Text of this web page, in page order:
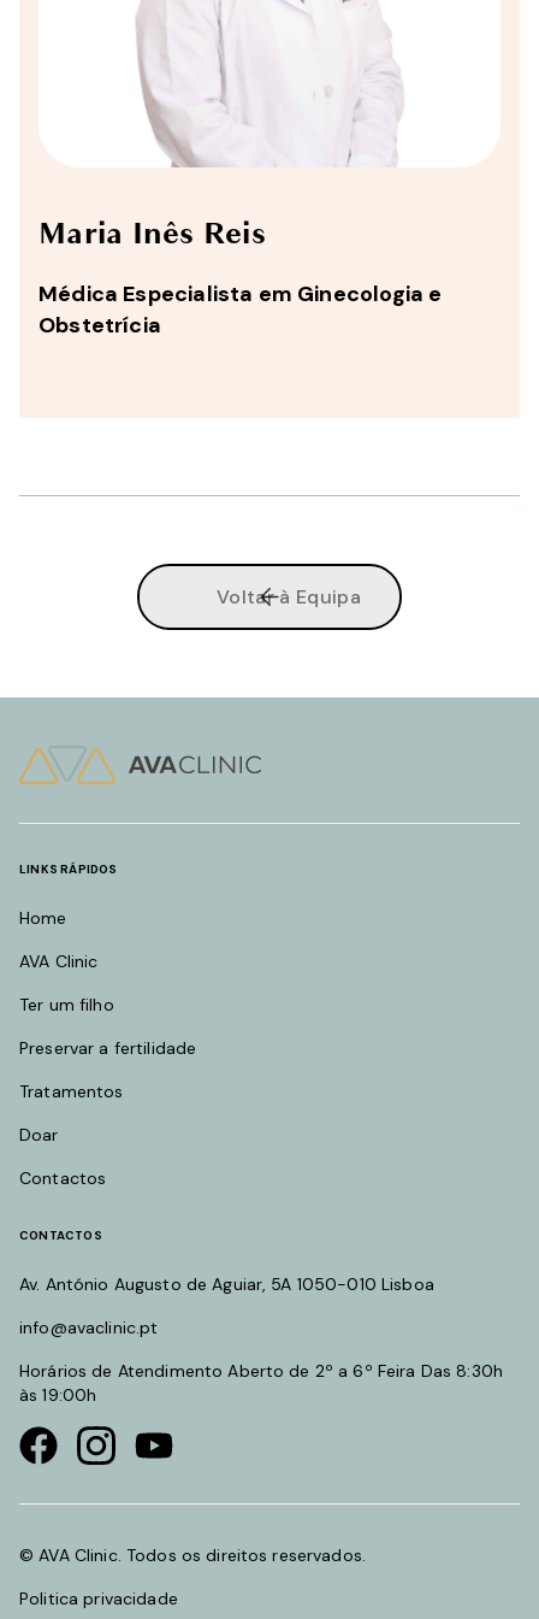
Maria Inês Reis
Médica Especialista em Ginecologia e
Obstetrícia
Voltar à Equipa
LINKS RÁPIDOS
Home
AVA Clinic
Ter um filho
Preservar a fertilidade
Tratamentos
Doar
Contactos
CONTACTOS
Av. António Augusto de Aguiar, 5A 1050-010 Lisboa
info@avaclinic.pt
Horários de Atendimento Aberto de 2º a 6º Feira Das 8:30h
às 19:00h
Visit our Facebook page
Visit our instagram page
Visit our youtube page
© AVA Clinic. Todos os direitos reservados.
Politica privacidade